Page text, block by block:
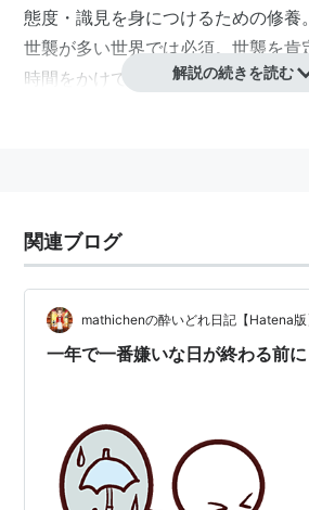
態度・識見を身につけるための修養。
世襲が多い世界では必須。世襲を肯
時間をかけて帝王学を修養できるこ
解説の続きを読む
関連ブログ
mathichenの酔いどれ日記【Hatena版
一年で一番嫌いな日が終わる前に